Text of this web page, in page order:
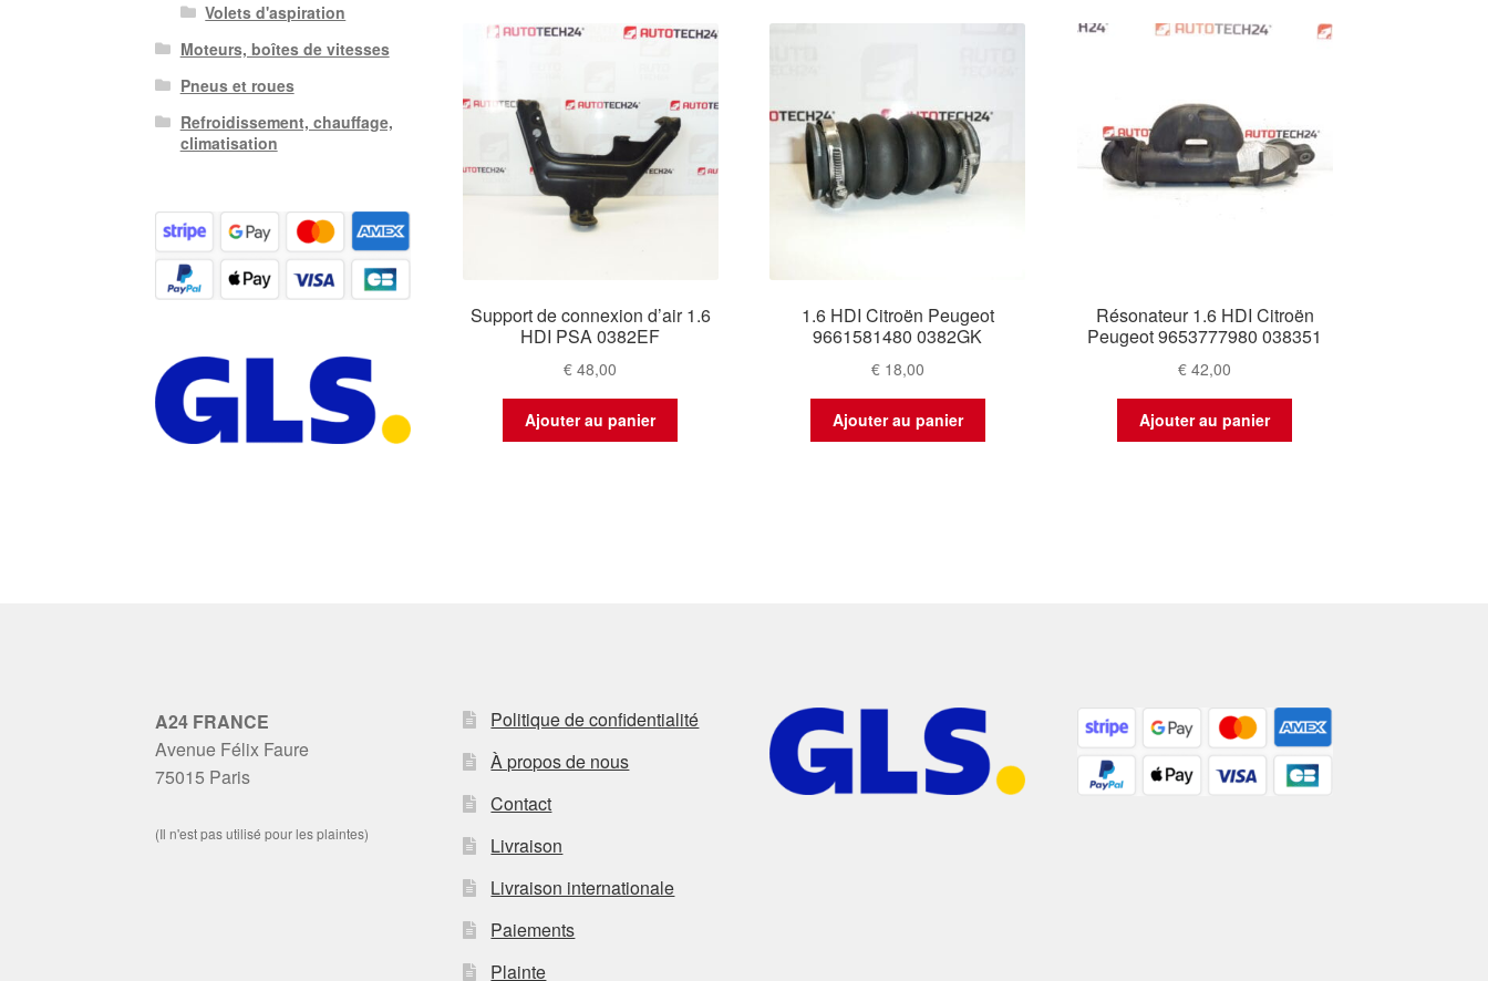
Support de connexion d’air 1.6
HDI PSA 0382EF
€ 48,00
Ajouter au panier
1.6 HDI Citroën Peugeot
9661581480 0382GK
€18,00
Ajouter au panier
Résonateur 1.6 HDI Citroën
Peugeot 9653777980 038351
€ 42,00
Ajouter au panier
Volets d'aspiration
Moteurs, boîtes de vitesses
Pneus et roues
Refroidissement, chauffage,
climatisation
A24 FRANCE
Avenue Félix Faure
75015 Paris
(Il n'est pas utilisé pour les plaintes)
Politique de confidentialité
À propos de nous
Contact
Livraison
Livraison internationale
Paiements
Plainte